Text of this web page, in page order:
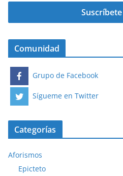
Comunidad
Grupo de Facebook
Sígueme en Twitter
Categorías
Aforismos
Epicteto